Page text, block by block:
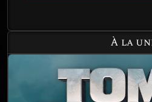
À la